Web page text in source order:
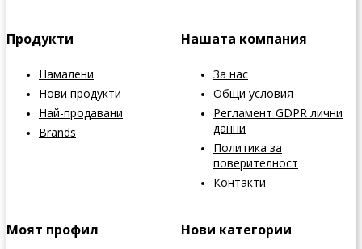
Продукти
Намалени
Нови продукти
Най-продавани
Brands
Нашата компания
За нас
Общи условия
Регламент GDPR лични
данни
Политика за
поверителност
Контакти
Моят профил Нови категории